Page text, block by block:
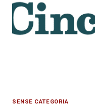
SENSE CATEGORIA